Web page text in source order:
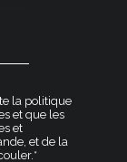
la politique
et que les
et
et de la